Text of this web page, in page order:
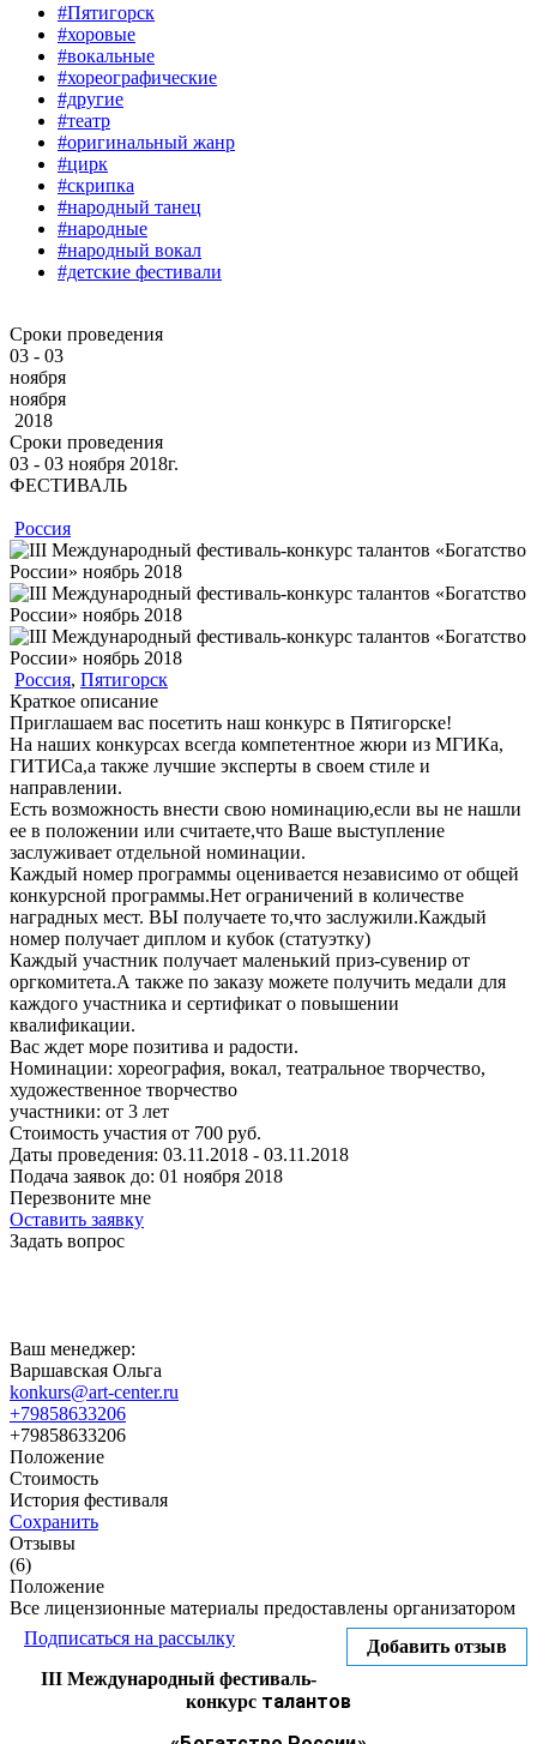
#Пятигорск
#хоровые
#вокальные
#хореографические
#другие
#театр
#оригинальный жанр
#цирк
#скрипка
#народный танец
#народные
#народный вокал
#детские фестивали
Сроки проведения
03 - 03
ноября
ноября
2018
Сроки проведения
03 ‐ 03 ноября 2018г.
ФЕСТИВАЛЬ
Россия
Россия, Пятигорск
Краткое описание
Приглашаем вас посетить наш конкурс в Пятигорске!
На наших конкурсах всегда компетентное жюри из МГИКа,
ГИТИСа,а также лучшие эксперты в своем стиле и
направлении.
Есть возможность внести свою номинацию,если вы не нашли
ее в положении или считаете,что Ваше выступление
заслуживает отдельной номинации.
Каждый номер программы оценивается независимо от общей
конкурсной программы.Нет ограничений в количестве
наградных мест. ВЫ получаете то,что заслужили.Каждый
номер получает диплом и кубок (статуэтку)
Каждый участник получает маленький приз-сувенир от
оргкомитета.А также по заказу можете получить медали для
каждого участника и сертификат о повышении
квалификации.
Вас ждет море позитива и радости.
Номинации: хореография, вокал, театральное творчество,
художественное творчество
участники: от 3 лет
Стоимость участия от 700 руб.
Даты проведения: 03.11.2018 - 03.11.2018
Подача заявок до: 01 ноября 2018
Перезвоните мне
Оставить заявку
Задать вопрос
Ваш менеджер:
Варшавская Ольга
konkurs@art-center.ru
+79858633206
+79858633206
Положение
Стоимость
История фестиваля
Сохранить
Отзывы
(6)
Положение
Все лицензионные материалы предоставлены организатором
Добавить отзыв
Подписаться на рассылку
III Международный фестиваль-
конкурс талантов